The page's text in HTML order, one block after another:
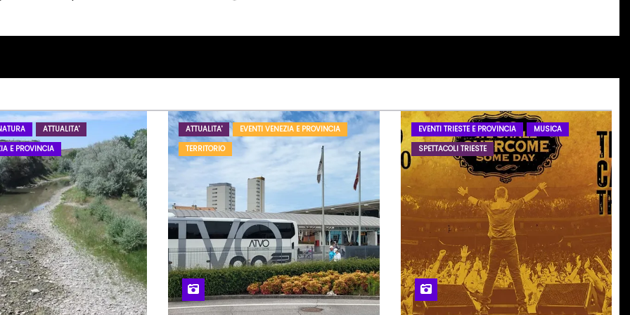
ATTUALITA'
E PROVINCIA
ATTUALITA'
EVENTI VENEZIA E PROVINCIA
TERRITORIO
EVENTI TRIESTE E PROVINCIA
MUSICA
SPETTACOLI TRIESTE